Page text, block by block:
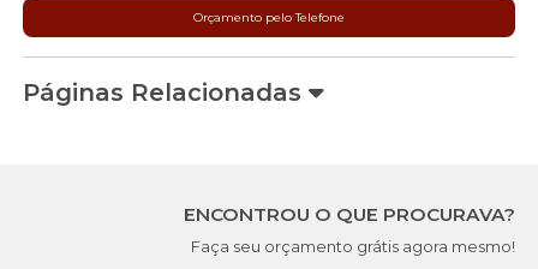
Orçamento pelo Telefone
Páginas Relacionadas
ENCONTROU O QUE PROCURAVA?
Faça seu orçamento grátis agora mesmo!